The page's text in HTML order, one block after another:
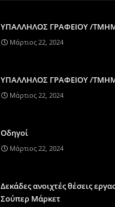
ΥΠΑΛΛΗΛΟΣ ΓΡΑΦΕΙΟΥ /
Μάρτιος 22, 2024
ΥΠΑΛΛΗΛΟΣ ΓΡΑΦΕΙΟΥ /
Μάρτιος 22, 2024
Οδηγοί
Μάρτιος 22, 2024
Δεκάδες ανοιχτές θέσεις
Σούπερ Μάρκετ